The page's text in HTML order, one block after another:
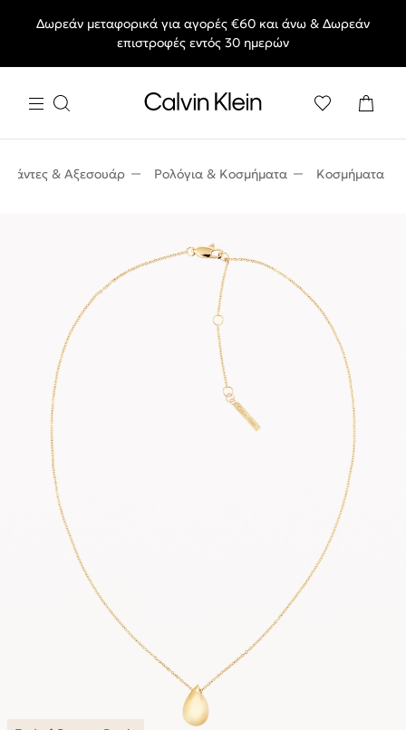
End of Season Deals: Αγαπημένα styles, στις τιμές που θες.
Δωρεάν μεταφορικά για αγορές €60 και άνω & Δωρεάν
επιστροφές εντός 30 ημερών
Τσάντες & Αξεσουάρ Ρολόγια & Κοσμήματα Κοσμήματα